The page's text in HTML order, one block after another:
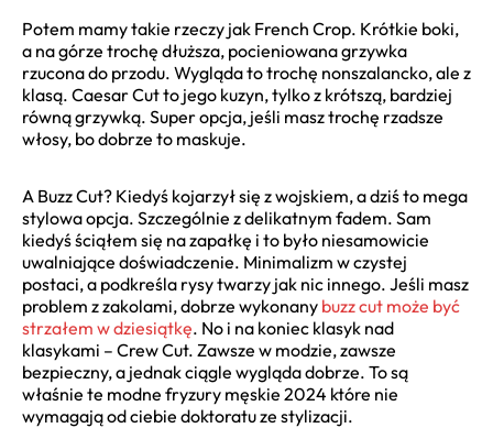
Potem mamy takie rzeczy jak French Crop. Krótkie boki,
a na górze trochę dłuższa, pocieniowana grzywka
rzucona do przodu. Wygląda to trochę nonszalancko, ale z
klasą. Caesar Cut to jego kuzyn, tylko z krótszą, bardziej
równą grzywką. Super opcja, jeśli masz trochę rzadsze
włosy, bo dobrze to maskuje.
A Buzz Cut? Kiedyś kojarzył się z wojskiem, a dziś to mega
stylowa opcja. Szczególnie z delikatnym fadem. Sam
kiedyś ściąłem się na zapałkę i to było niesamowicie
uwalniające doświadczenie. Minimalizm w czystej
postaci, a podkreśla rysy twarzy jak nic innego. Jeśli masz
problem z zakolami, dobrze wykonany buzz cut może być
strzałem w dziesiątkę. No i na koniec klasyk nad
klasykami – Crew Cut. Zawsze w modzie, zawsze
bezpieczny, a jednak ciągle wygląda dobrze. To są
właśnie te modne fryzury męskie 2024 które nie
wymagają od ciebie doktoratu ze stylizacji.